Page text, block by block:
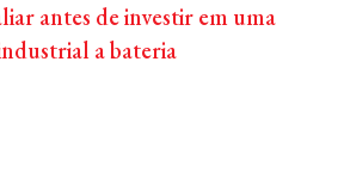
antes de investir em uma
a bateria